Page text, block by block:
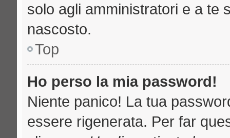
solo agli amministratori e a te
nascosto.
Top
Ho perso la mia password!
Niente panico! La tua
essere rigenerata. Per far